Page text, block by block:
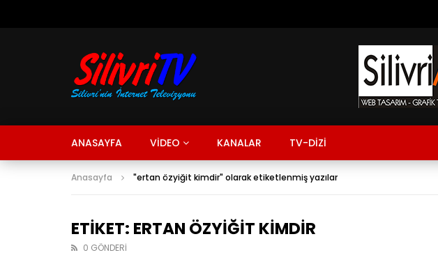
ANASAYFA VİDEO KANALAR TV-DİZİ
Anasayfa "ertan özyiğit kimdir" olarak etiketlenmiş yazılar
ETIKET: ERTAN ÖZYIĞIT KIMDIR
0 GÖNDERI